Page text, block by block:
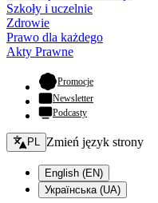
Szkoły i uczelnie
Zdrowie
Prawo dla każdego
Akty Prawne
Promocje- otwiera się w
Newsletter
Podcasty
Zmień język - bieżący:
PL Zmień język strony
English (EN)
Українська (UA)